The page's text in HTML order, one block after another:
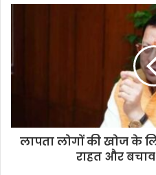
लापता लोगों की खोज के
राहत और